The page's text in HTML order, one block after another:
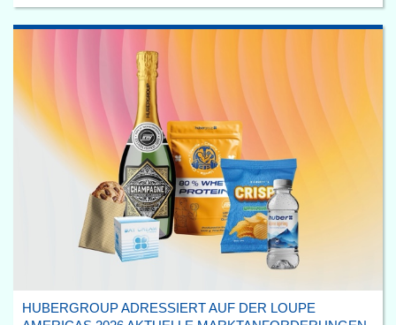
HUBERGROUP ADRESSIERT AUF DER LOUPE